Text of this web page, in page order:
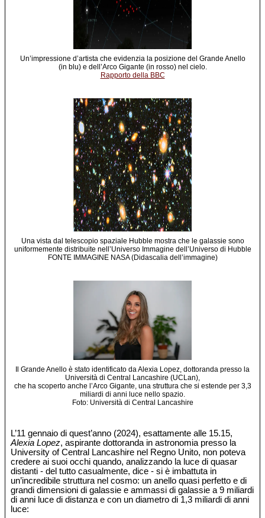
Un’impressione d’artista che evidenzia la posizione del Grande Anello
(in blu) e dell’Arco Gigante (in rosso) nel cielo.
Rapporto della BBC
Una vista dal telescopio spaziale Hubble mostra che le galassie sono
uniformemente distribuite nell’Universo Immagine dell’Universo di Hubble
FONTE IMMAGINE NASA (Didascalia dell’immagine)
Il Grande Anello è stato identificato da Alexia Lopez, dottoranda presso la
Università di Central Lancashire (UCLan),
che ha scoperto anche l’Arco Gigante, una struttura che si estende per 3,3
miliardi di anni luce nello spazio.
Foto: Università di Central Lancashire
L’11 gennaio di quest’anno (2024), esattamente alle 15.15,
Alexia Lopez, aspirante dottoranda in astronomia presso la
University of Central Lancashire nel Regno Unito, non poteva
credere ai suoi occhi quando, analizzando la luce di quasar
distanti - del tutto casualmente, dice - si è imbattuta in
un’incredibile struttura nel cosmo: un anello quasi perfetto e di
grandi dimensioni di galassie e ammassi di galassie a 9 miliardi
di anni luce di distanza e con un diametro di 1,3 miliardi di anni
luce: